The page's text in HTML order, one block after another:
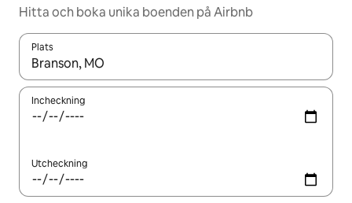
Hitta och boka unika boenden på Airbnb
Plats
När resultaten är tillgängliga kan du navigera med upp- och
Incheckning
Utcheckning